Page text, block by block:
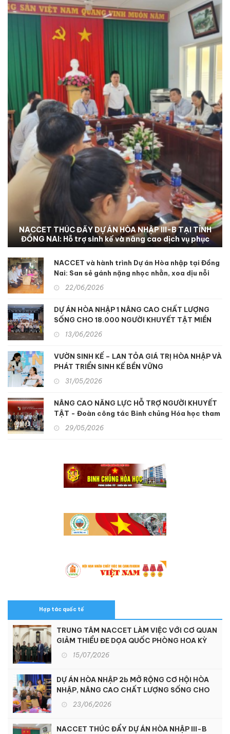
NACCET THÚC ĐẨY DỰ ÁN HÒA NHẬP III-B TẠI TỈNH
ĐỒNG NAI: Hỗ trợ sinh kế và nâng cao dịch vụ phục
hồi chức năng để hỗ trợ người khuyết tật và nạn
NACCET và hành trình Dự án Hòa nhập tại Đồng
Nai: San sẻ gánh nặng nhọc nhằn, xoa dịu nỗi
đau da cam
22/06/2026
DỰ ÁN HÒA NHẬP 1 NÂNG CAO CHẤT LƯỢNG
SỐNG CHO 18.000 NGƯỜI KHUYẾT TẬT MIỀN
TRUNG
13/06/2026
VƯỜN SINH KẾ – LAN TỎA GIÁ TRỊ HÒA NHẬP VÀ
PHÁT TRIỂN SINH KẾ BỀN VỮNG
31/05/2026
NÂNG CAO NĂNG LỰC HỖ TRỢ NGƯỜI KHUYẾT
TẬT - Đoàn công tác Binh chủng Hóa học tham
quan, học tập kinh nghiệm hỗ trợ người khuyết
tật và nạn nhân chất độc da cam tại Nhật Bản
29/05/2026
Hợp tác quốc tế
TRUNG TÂM NACCET LÀM VIỆC VỚI CƠ QUAN
GIẢM THIỂU ĐE DỌA QUỐC PHÒNG HOA KỲ
15/07/2026
DỰ ÁN HÒA NHẬP 2b MỞ RỘNG CƠ HỘI HÒA
NHẬP, NÂNG CAO CHẤT LƯỢNG SỐNG CHO
NGƯỜI KHUYẾT TẬT TẠI KON TUM
23/06/2026
NACCET THÚC ĐẨY DỰ ÁN HÒA NHẬP III-B